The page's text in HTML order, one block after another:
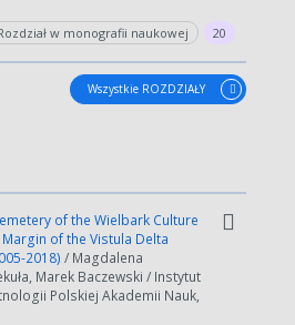
w monografii naukowej 20
Wszystkie ROZDZIAŁY
of the Wielbark Culture
of the Vistula Delta
2018) / Magdalena
Marek Baczewski / Instytut
Polskiej Akademii Nauk,